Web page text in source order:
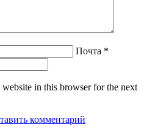
Почта *
website in this browser for the next
комментарий